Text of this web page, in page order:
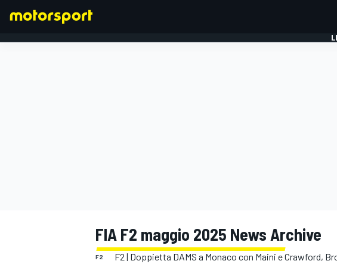
FIA F2 maggio 2025 News Archive
F2 F2 | Doppietta DAMS a Monaco con Maini e Crawford,